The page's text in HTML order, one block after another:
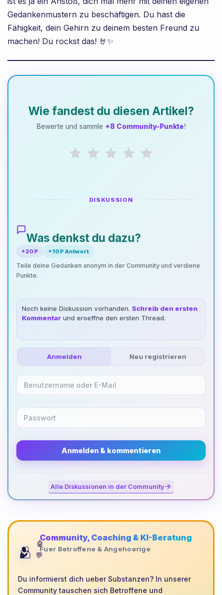
Gedankenmustern zu beschäftigen. Du hast die
Fähigkeit, dein Gehirn zu deinem besten Freund zu
machen! Du rockst das! 🤘✨
Wie fandest du diesen Artikel?
Bewerte und sammle +8 Community-Punkte!
DISKUSSION
Was denkst du dazu?
+20 P +10 P Antwort
Teile deine Gedanken anonym in der Community und verdiene
Punkte.
Noch keine Diskussion vorhanden. Schreib den ersten
Kommentar und eroeffne den ersten Thread.
Anmelden Neu registrieren
Anmelden & kommentieren
Alle Diskussionen in der Community
🫂 💬
🤖
Community, Coaching & KI-Beratung
Fuer Betroffene & Angehoerige
Du informierst dich ueber Substanzen? In unserer
Community tauschen sich Betroffene und